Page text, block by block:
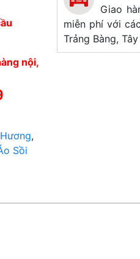
nội,
,
Sồi
Giao
miễn phí với
Trảng Bàng,